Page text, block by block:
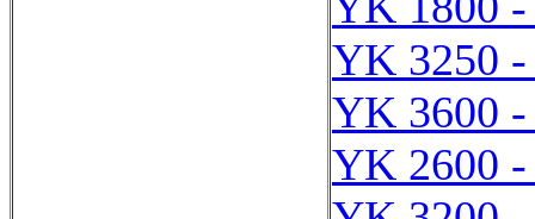
YK 3250
YK 3600
YK 2600